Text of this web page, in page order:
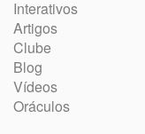
Interativos
Artigos
Clube
Blog
Vídeos
Oráculos